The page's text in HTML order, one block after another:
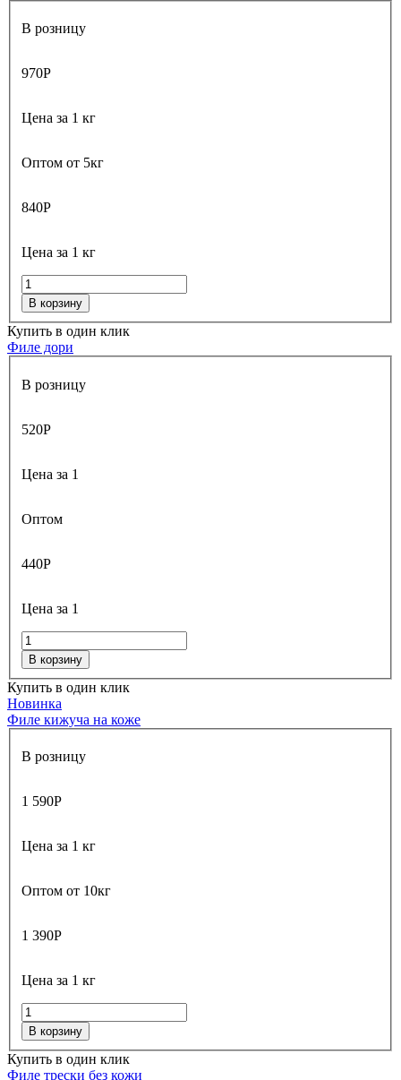
В розницу
970Р
Цена за 1 кг
Оптом от 5кг
840Р
Цена за 1 кг
В корзину
Купить в один клик
Филе дори
В розницу
520Р
Цена за 1
Оптом
440Р
Цена за 1
В корзину
Купить в один клик
Новинка
Филе кижуча на коже
В розницу
1 590Р
Цена за 1 кг
Оптом от 10кг
1 390Р
Цена за 1 кг
В корзину
Купить в один клик
Филе трески без кожи